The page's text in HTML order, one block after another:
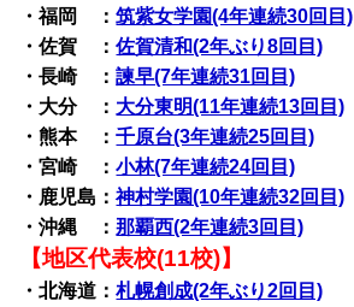
・福岡 ：筑紫女学園(4年連続30回目)
・佐賀 ：佐賀清和(2年ぶり8回目)
・長崎 ：諫早(7年連続31回目)
・大分 ： 大分東明(11年連続13回目)
・熊本 ：千原台(3年連続25回目)
・宮崎 ：小林(7年連続24回目)
・鹿児島：神村学園(10年連続32回目)
・沖縄 ：那覇西(2年連続3回目)
【地区代表校(11校)】
・北海道：札幌創成(2年ぶり2回目)